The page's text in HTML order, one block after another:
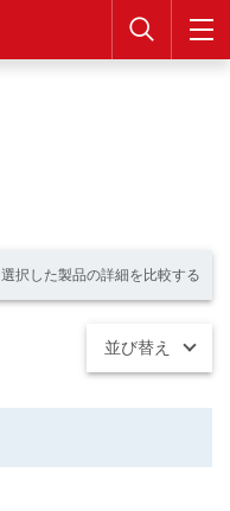
検索
選択した製品の詳細を比較する
並び替え